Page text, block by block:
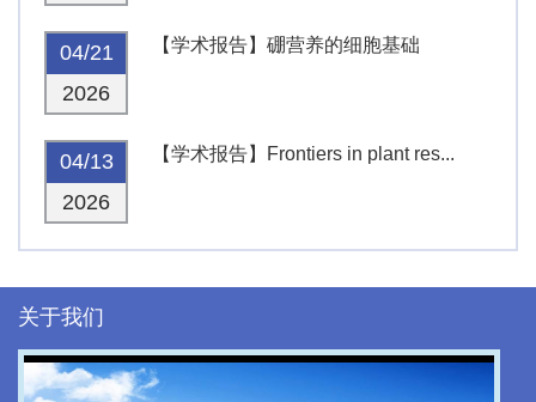
04/21
2026
【学术报告】硼营养的细胞基础
04/13
2026
【学术报告】Frontiers in plant res...
关于我们